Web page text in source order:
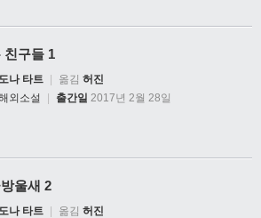
친구들 1
도나 타트 옮김 허진
외소설 출간일 2017년 2월 28일
울새 2
도나 타트 | 옮김 허진